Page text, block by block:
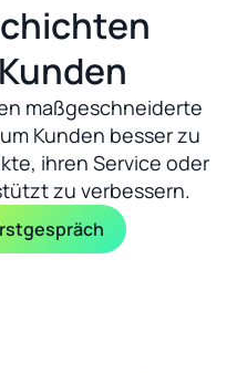
maßgeschneiderte
Kunden besser zu
ihren Service oder
zu verbessern.